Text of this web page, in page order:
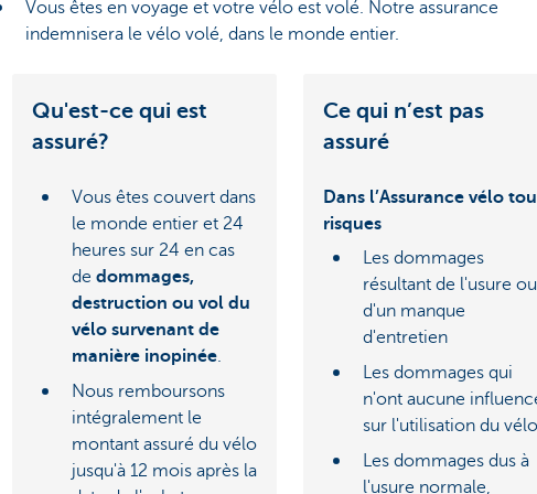
Vous êtes en voyage et votre vélo est volé. Notre assurance
indemnisera le vélo volé, dans le monde entier.
Qu'est-ce qui est
assuré?
Vous êtes couvert dans
le monde entier et 24
heures sur 24 en cas
de dommages,
destruction ou vol du
vélo survenant de
manière inopinée.
Nous remboursons
intégralement le
montant assuré du vélo
jusqu'à 12 mois après la
Ce qui n’est pas
assuré
Dans l’Assurance vélo
risques
Les dommages
résultant de l'usure ou
d'un manque
d'entretien
Les dommages qui
n'ont aucune
sur l'utilisation du vélo
Les dommages dus à
l'usure normale,